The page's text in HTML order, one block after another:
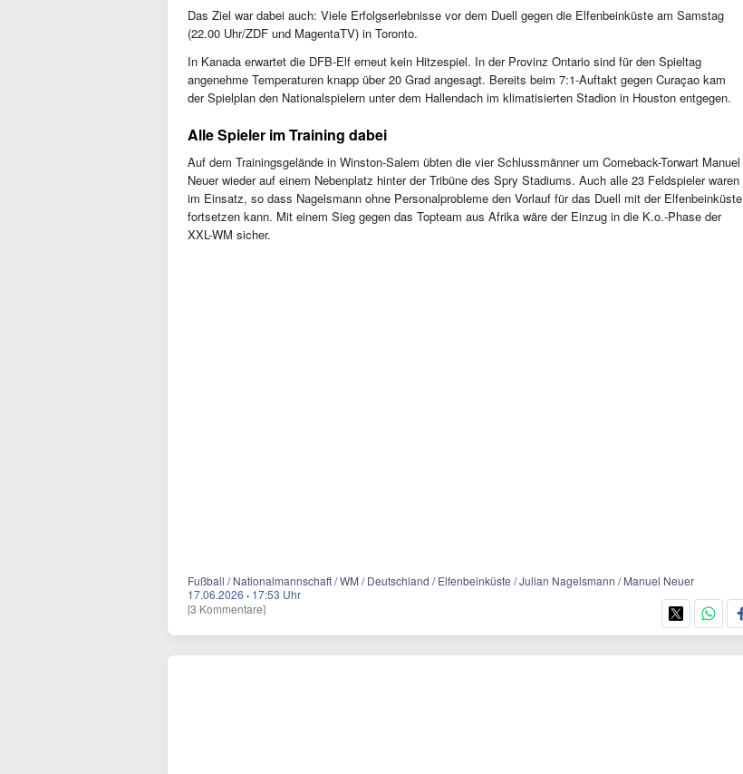
Das Ziel war dabei auch: Viele Erfolgserlebnisse vor dem Duell gegen die Elfenbeinküste am Samstag
(22.00 Uhr/ZDF und MagentaTV) in Toronto.
In Kanada erwartet die DFB-Elf erneut kein Hitzespiel. In der Provinz Ontario sind für den Spieltag
angenehme Temperaturen knapp über 20 Grad angesagt. Bereits beim 7:1-Auftakt gegen Curaçao kam
der Spielplan den Nationalspielern unter dem Hallendach im klimatisierten Stadion in Houston entgegen.
Alle Spieler im Training dabei
Auf dem Trainingsgelände in Winston-Salem übten die vier Schlussmänner um Comeback-Torwart Manuel
Neuer wieder auf einem Nebenplatz hinter der Tribüne des Spry Stadiums. Auch alle 23 Feldspieler waren
im Einsatz, so dass Nagelsmann ohne Personalprobleme den Vorlauf für das Duell mit der Elfenbeinküste
fortsetzen kann. Mit einem Sieg gegen das Topteam aus Afrika wäre der Einzug in die K.o.-Phase der
XXL-WM sicher.
Fußball / Nationalmannschaft / WM / Deutschland / Elfenbeinküste / Julian Nagelsmann / Manuel Neuer
17.06.2026 · 17:53 Uhr
[3 Kommentare]